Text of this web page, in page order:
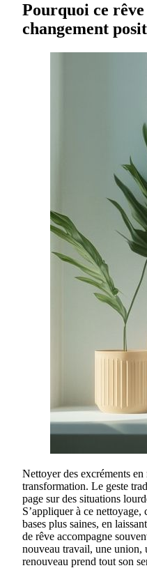
Pourquoi ce
changement
Nettoyer des excréments
transformation. Le geste
page sur des situations
S’appliquer à ce
bases plus saines, en
de rêve accompagne
nouveau travail, une union,
renouveau prend tout son